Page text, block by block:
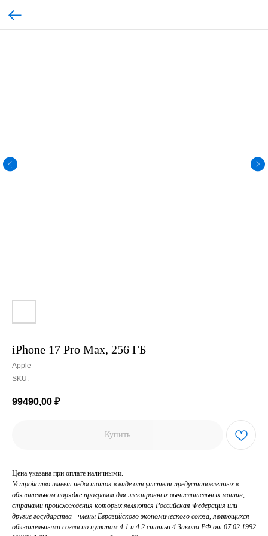
iPhone 17 Pro Max, 256 ГБ
Apple
SKU:
99490,00 ₽
Купить
Цена указана при оплате наличными.
Устройство имеет недостаток в виде отсутствия предустановленных в
обязательном порядке программ для электронных вычислительных машин,
странами происхождения которых являются Российская Федерация или
другие государства - члены Евразийского экономического союза, являющихся
обязательными согласно пунктам 4.1 и 4.2 статьи 4 Закона РФ от 07.02.1992